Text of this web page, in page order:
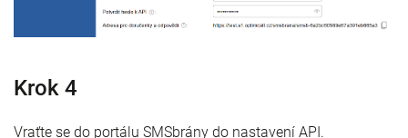
Krok 4
Vraťte se do portálu SMSbrány do nastavení API.